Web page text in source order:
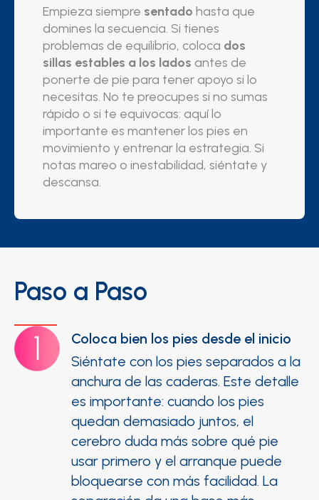
Empieza siempre sentado hasta que
domines la secuencia. Si tienes
problemas de equilibrio, coloca dos
sillas estables a los lados antes de
ponerte de pie para tener apoyo si lo
necesitas. No te preocupes si no sumas
rápido o si te equivocas: aquí lo
importante es mantener los pies en
movimiento y entrenar la estrategia. Si
notas mareo o inestabilidad, siéntate y
descansa.
Paso a Paso
Coloca bien los pies desde el inicio
Siéntate con los pies separados a la
anchura de las caderas. Este detalle
es importante: cuando los pies
quedan demasiado juntos, el
cerebro duda más sobre qué pie
usar primero y el arranque puede
bloquearse con más facilidad. La